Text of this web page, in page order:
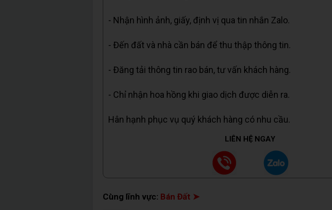
- Nhận hình ảnh, giấy, định vị qua tin nhắn Zalo.
- Đến đất và nhà cần bán để thu thập thông tin.
- Đăng tải thông tin rao bán, tư vấn khách hàng.
- Chỉ nhận hoa hồng khi giao dịch được diễn ra.
Hân hạnh phục vụ quý khách hàng có nhu cầu.
LIÊN HỆ NGAY
Cùng lĩnh vực: Bán Đất ➤